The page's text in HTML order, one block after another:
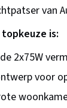
is:
2x75W
voor